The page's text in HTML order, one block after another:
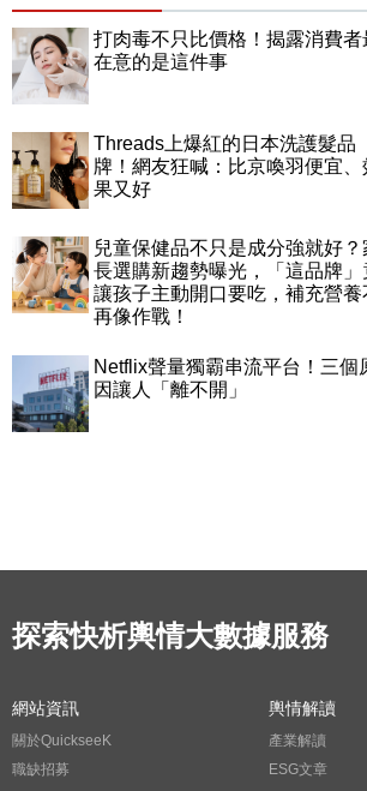
打肉毒不只比價格！揭露消費者
在意的是這件事
Threads上爆紅的日本洗護髮品
牌！網友狂喊：比京喚羽便宜、
果又好
兒童保健品不只是成分強就好？
長選購新趨勢曝光，「這品牌」
讓孩子主動開口要吃，補充營養
再像作戰！
Netflix聲量獨霸串流平台！三個
因讓人「離不開」
探索快析輿情大數據服務
網站資訊
關於QuickseeK
職缺招募
輿情解讀
產業解讀
ESG文章